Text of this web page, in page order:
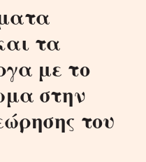
τα
με το
στην
του